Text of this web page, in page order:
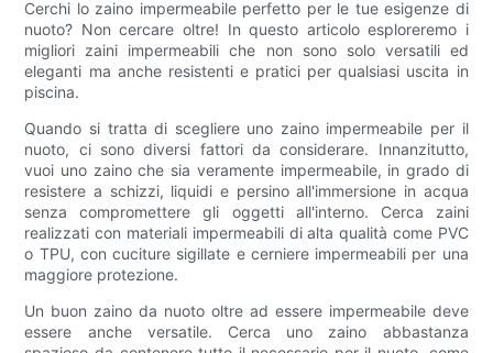
Cerchi lo zaino impermeabile perfetto per le tue esigenze di
nuoto? Non cercare oltre! In questo articolo esploreremo i
migliori zaini impermeabili che non sono solo versatili ed
eleganti ma anche resistenti e pratici per qualsiasi uscita in
piscina.
Quando si tratta di scegliere uno zaino impermeabile per il
nuoto, ci sono diversi fattori da considerare. Innanzitutto,
vuoi uno zaino che sia veramente impermeabile, in grado di
resistere a schizzi, liquidi e persino all'immersione in acqua
senza compromettere gli oggetti all'interno. Cerca zaini
realizzati con materiali impermeabili di alta qualità come PVC
o TPU, con cuciture sigillate e cerniere impermeabili per una
maggiore protezione.
Un buon zaino da nuoto oltre ad essere impermeabile deve
essere anche versatile. Cerca uno zaino abbastanza